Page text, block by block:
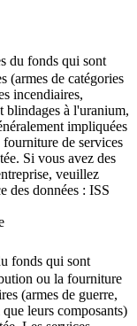
du fonds qui sont
(armes de catégories
incendiaires,
blindages à l'uranium,
impliquées
de services
Si vous avez des
veuillez
des données : ISS
fonds qui sont
ou la fourniture
(armes de guerre,
leurs composants)